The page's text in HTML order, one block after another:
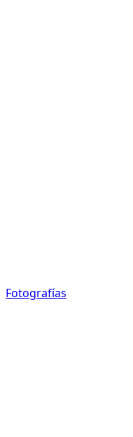
Fotografías